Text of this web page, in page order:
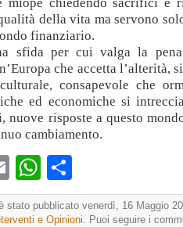
miope chiedendo sacrifici e
della vita ma servono
finanziario.
sfida per cui valga la
che accetta l’alterità,
consapevole che
ed economiche si
nuove risposte a questo
cambiamento.
EmailWhatsApp
stato pubblicato venerdì, 16 Maggio
e Opinioni. Puoi seguire i